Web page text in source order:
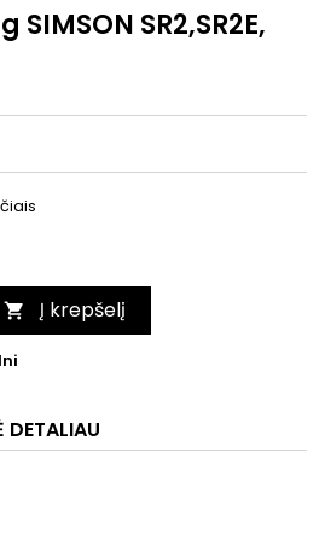
SR2,SR2E,
 Į krepšelį
DETALIAU